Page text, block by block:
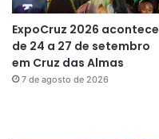
ExpoCruz 2026 acontece
de 24 a 27 de setembro
em Cruz das Almas
7 de agosto de 2026